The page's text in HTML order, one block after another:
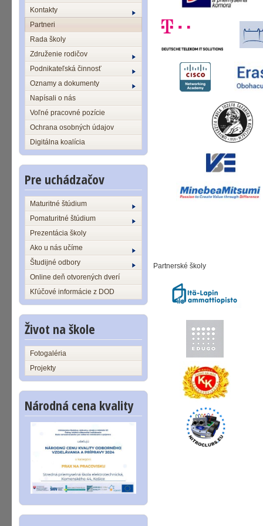
Kontakty
Partneri
Rada školy
Združenie rodičov
Podnikateľská činnosť
Oznamy a dokumenty
Napísali o nás
Voľné pracovné pozície
Ochrana osobných údajov
Digitálna koalícia
Pre uchádzačov
Maturitné štúdium
Pomaturitné štúdium
Prezentácia školy
Ako u nás učíme
Študijné odbory
Online deň otvorených dverí
Kľúčové informácie z DOD
Život na škole
Fotogaléria
Projekty
Národná cena kvality
Partnerské školy